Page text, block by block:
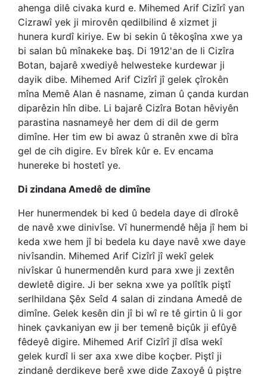
ahenga dilê civaka kurd e. Mihemed Arif Cizîrî yan
Cizrawî yek ji mirovên qedilbilind ê xizmet ji
hunera kurdî kiriye. Ew bi sekin û têkoşîna xwe ya
bi salan bû mînakeke baş. Di 1912'an de li Cizîra
Botan, bajarê xwediyê helwesteke kurdewar ji
dayik dibe. Mihemed Arif Cizîrî jî gelek çîrokên
mîna Memê Alan ê nasname, ziman û çanda kurdan
diparêzin hîn dibe. Li bajarê Cizîra Botan hêviyên
parastina nasnameyê her dem di dil de germ
dimîne. Her tim ew bi awaz û stranên xwe di bîra
gel de cih digire. Ev bîrek kûr e. Ev encama
hunereke bi hostetî ye.
Di zindana Amedê de dimîne
Her hunermendek bi ked û bedela daye di dîrokê
de navê xwe dinivîse. Vî hunermendê hêja jî hem bi
keda xwe hem jî bi bedela ku daye navê xwe daye
nivîsandin. Mihemed Arif Cizîrî jî wekî gelek
nivîskar û hunermendên kurd para xwe ji zextên
dewletê digire. Ji ber sekna xwe ya polîtîk piştî
serlhildana Şêx Seîd 4 salan di zindana Amedê de
dimîne. Gelek kesên din jî bi wî re tê girtin û li gor
hinek çavkaniyan ew ji ber temenê biçûk ji efûyê
fêdeyê digire. Mihemed Arif Cizîrî jî dîsa wekî
gelek kurdî li ser axa xwe dibe koçber. Piştî ji
zindanê derdikeve berê xwe dide Zaxoyê û piştre